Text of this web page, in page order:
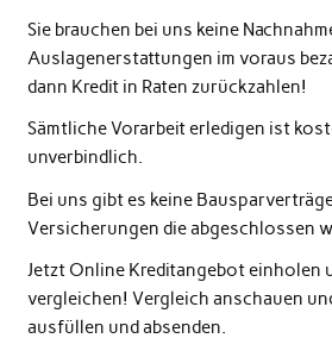
Sie brauchen bei uns keine
Auslagenerstattungen im voraus
dann Kredit in Raten zurückzahlen!
Sämtliche Vorarbeit erledigen ist
unverbindlich.
Bei uns gibt es keine
Versicherungen die abgeschlossen
Jetzt Online Kreditangebot einholen
vergleichen! Vergleich anschauen
ausfüllen und absenden.